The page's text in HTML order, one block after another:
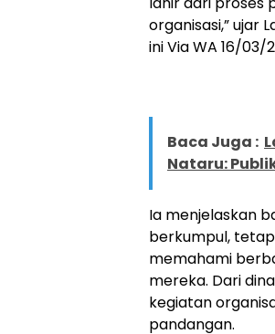
organisasi,” ujar
ini Via WA 16/03/
Baca Juga :
Nataru:
Ia menjelaskan
berkumpul,
memahami
mereka. Dari
kegiatan
pandangan.